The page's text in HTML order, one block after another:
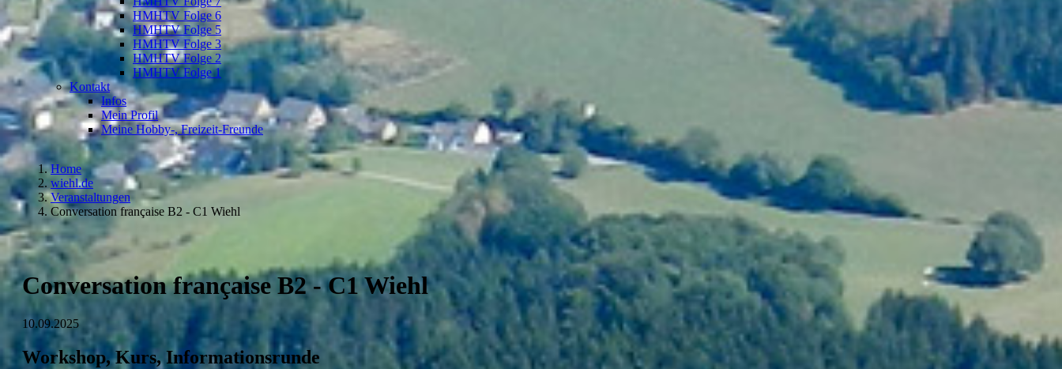
HMHTV Folge 6
HMHTV Folge 5
HMHTV Folge 3
HMHTV Folge 2
HMHTV Folge 1
Kontakt
Infos
Mein Profil
Meine Hobby-, Freizeit-Freunde
Home
wiehl.de
Veranstaltungen
Conversation française B2 - C1 Wiehl
Conversation française B2 - C1 Wiehl
10.09.2025
Workshop, Kurs, Informationsrunde